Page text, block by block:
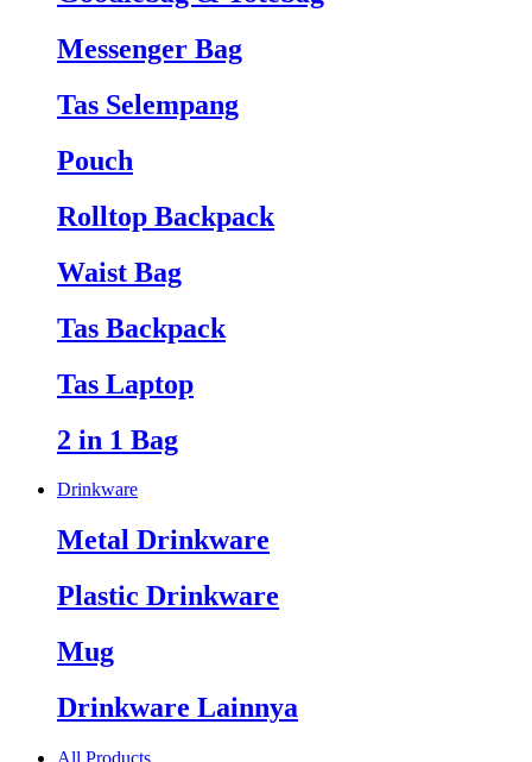
Messenger Bag
Tas Selempang
Pouch
Rolltop Backpack
Waist Bag
Tas Backpack
Tas Laptop
2 in 1 Bag
Drinkware
Metal Drinkware
Plastic Drinkware
Mug
Drinkware Lainnya
All Products